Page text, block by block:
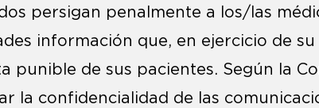
persigan penalmente a los/las
información que, en ejercicio de
punible de sus pacientes. Según la
la confidencialidad de las